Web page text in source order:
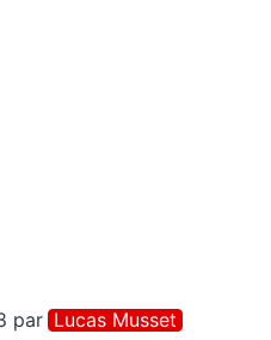
par Lucas Musset